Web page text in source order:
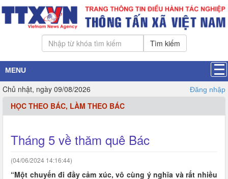
Tìm kiếm
MENU
Chủ nhật, ngày 09/08/2026 Đăng nhập
HỌC THEO BÁC, LÀM THEO BÁC
Tháng 5 về thăm quê Bác
(04/06/2024 14:16:44)
“Một chuyến đi đầy cảm xúc, vô cùng ý nghĩa và rất nhiều